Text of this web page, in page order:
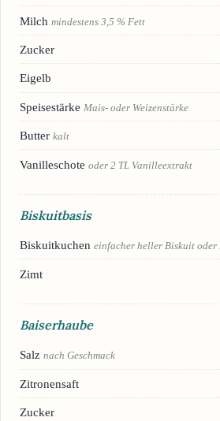
Milch mindestens 3,5 % Fett
Zucker
Eigelb
Speisestärke Mais- oder Weizenstärke
Butter kalt
Vanilleschote oder 2 TL Vanilleextrakt
Biskuitbasis
Biskuitkuchen einfacher heller Biskuit
Zimt
Baiserhaube
Salz nach Geschmack
Zitronensaft
Zucker